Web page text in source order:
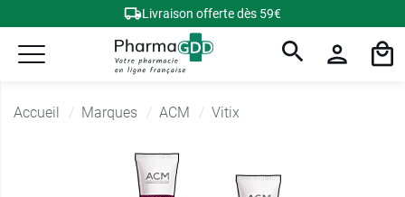
Livraison offerte dès 59€
Accueil Marques ACM Vitix